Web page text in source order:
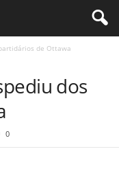
de Ottawa
dos
0